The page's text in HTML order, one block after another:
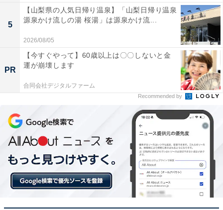
「ゴディバ チョコレートアイスバー ミルクチョコレート
キャラメルアップル」は、味わいが濃厚でなめらかなキ
ャラメルアイスの中にアップルピースが練り込んであ
る。ミルクチョコレートコーティングには塩味がアクセ
ントになるキャラメルチップがちりばめられており、サ
クサクした食感が楽しめる。
5
【山梨県の人気日帰り温泉】「山梨日帰り温泉
源泉かけ流しの湯 桜湯」は源泉かけ流...
2026/08/05
PR
【今すぐやって】60歳以上は〇〇しないと金
運が崩壊します
合同会社デジタルファーム
Recommended by